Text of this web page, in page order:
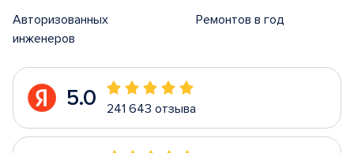
Авторизованных
инженеров
Ремонтов в год
5.0 241 643 отзыва